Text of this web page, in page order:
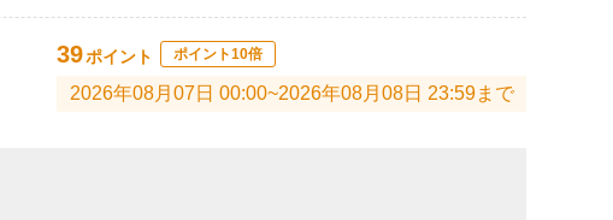
39ポイント ポイント10倍
2026年08月07日 00:00~2026年08月08日 23:59まで